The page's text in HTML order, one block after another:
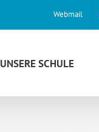
Webmail
UNSERE SCHULE